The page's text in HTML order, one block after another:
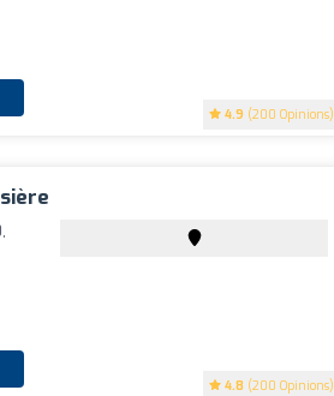
4.9 (200 Opinions)
4.8 (200 Opinions)